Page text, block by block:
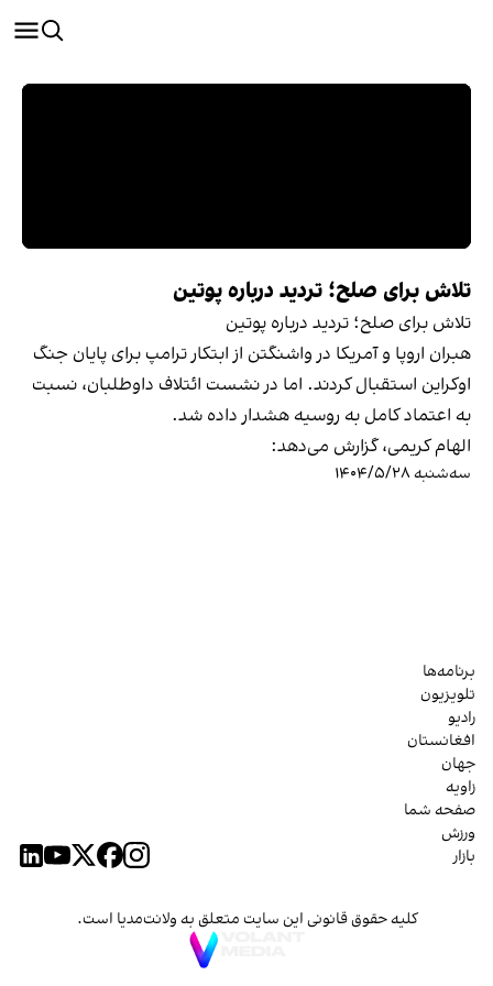
تلاش برای صلح؛ تردید درباره پوتین
تلاش برای صلح؛ تردید درباره پوتین
هبران اروپا و آمریکا در واشنگتن از ابتکار ترامپ برای پایان جنگ
اوکراین استقبال کردند. اما در نشست ائتلاف داوطلبان، نسبت
به اعتماد کامل به روسیه هشدار داده شد.
الهام کریمی، گزارش می‌دهد:
سه‌شنبه ۱۴۰۴/۵/۲۸
برنامه‌ها
تلویزیون
رادیو
افغانستان
جهان
زاویه
صفحه شما
ورزش
بازار
کلیه حقوق قانونی این سایت متعلق به ولانت‌مدیا است.